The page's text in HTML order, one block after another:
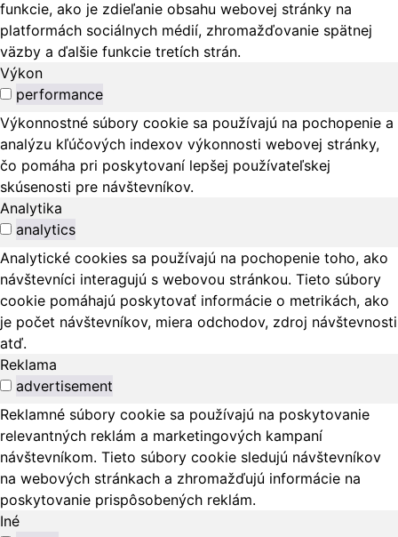
funkcie, ako je zdieľanie obsahu webovej stránky na
platformách sociálnych médií, zhromažďovanie spätnej
väzby a ďalšie funkcie tretích strán.
Výkon
performance
Výkonnostné súbory cookie sa používajú na pochopenie a
analýzu kľúčových indexov výkonnosti webovej stránky,
čo pomáha pri poskytovaní lepšej používateľskej
skúsenosti pre návštevníkov.
Analytika
analytics
Analytické cookies sa používajú na pochopenie toho, ako
návštevníci interagujú s webovou stránkou. Tieto súbory
cookie pomáhajú poskytovať informácie o metrikách, ako
je počet návštevníkov, miera odchodov, zdroj návštevnosti
atď.
Reklama
advertisement
Reklamné súbory cookie sa používajú na poskytovanie
relevantných reklám a marketingových kampaní
návštevníkom. Tieto súbory cookie sledujú návštevníkov
na webových stránkach a zhromažďujú informácie na
poskytovanie prispôsobených reklám.
Iné